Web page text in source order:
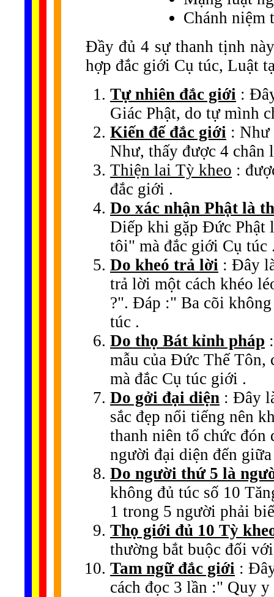
Chánh niệm
Đầy đủ 4 sự thanh tịnh
hợp đắc giới Cụ túc, Luật
Tự nhiên đắc giới :
Giác Phật, do tự mình
Kiến đế đắc giới : Như
Như, thấy được 4 chân
Thiện lai Tỳ kheo :
đắc giới .
Do xác nhận Phật là
Diếp khi gặp Đức Phật
tôi" mà đắc giới Cụ túc
Do kheó trả lời : Đây
trả lời một cách khéo
?". Đáp :" Ba cõi
túc .
Do thọ Bát kỉnh pháp
mẫu của Đức Thế Tôn,
mà đắc Cụ túc giới .
Do gởi đại diện : Đây
sắc đẹp nổi tiếng nên
thanh niên tổ chức đón
người đại diện đến
Do người thứ 5 là
không đủ túc số 10
1 trong 5 người phải
Thọ giới đủ 10 Tỳ
thường bắt buộc đối
Tam ngữ đắc giới :
cách đọc 3 lần :" Quy